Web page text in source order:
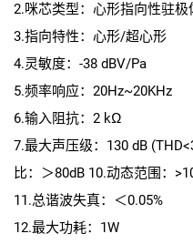
2.咪芯类型：心形指向性驻极
3.指向特性：心形/超心形
4.灵敏度：-38 dBV/Pa
5.频率响应：20Hz~20KHz
6.输入阻抗：2 kΩ
7.最大声压级：130 dB
比：＞80dB 10.动态范围：
11.总谐波失真：＜0.05%
12.最大功耗：1W